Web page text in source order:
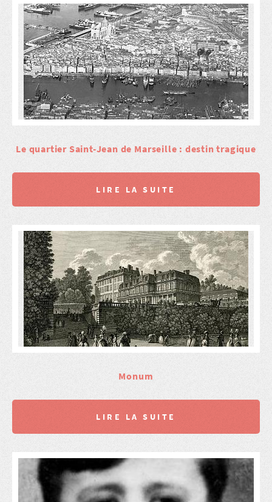
Le quartier Saint-Jean de Marseille : destin tragique
LIRE LA SUITE
Monum
LIRE LA SUITE